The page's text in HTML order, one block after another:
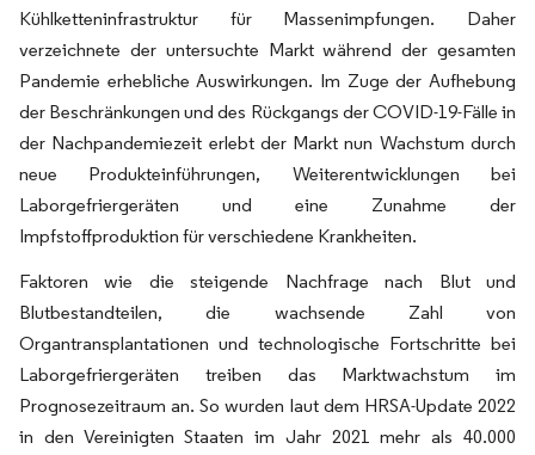
Kühlketteninfrastruktur für Massenimpfungen. Daher
verzeichnete der untersuchte Markt während der gesamten
Pandemie erhebliche Auswirkungen. Im Zuge der Aufhebung
der Beschränkungen und des Rückgangs der COVID-19-Fälle in
der Nachpandemiezeit erlebt der Markt nun Wachstum durch
neue Produkteinführungen, Weiterentwicklungen bei
Laborgefriergeräten und eine Zunahme der
Impfstoffproduktion für verschiedene Krankheiten.
Faktoren wie die steigende Nachfrage nach Blut und
Blutbestandteilen, die wachsende Zahl von
Organtransplantationen und technologische Fortschritte bei
Laborgefriergeräten treiben das Marktwachstum im
Prognosezeitraum an. So wurden laut dem HRSA-Update 2022
in den Vereinigten Staaten im Jahr 2021 mehr als 40.000